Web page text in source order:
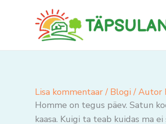
Lisa kommentaar / Blogi/ Autor
Homme on tegus päev. Satun
kaasa. Kuigi ta teab kuidas ma